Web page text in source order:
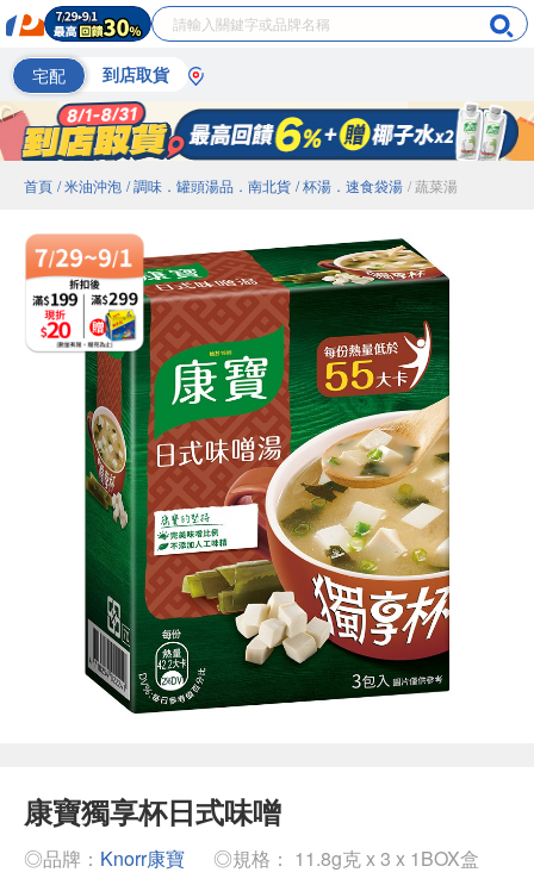
宅配 到店取貨
首頁 / 米油沖泡 / 調味．罐頭湯品．南北貨 / 杯湯．速食袋湯 / 蔬菜湯
康寶獨享杯日式味噌
◎品牌： Knorr康寶
◎規格： 11.8g克 x 3 x 1BOX盒